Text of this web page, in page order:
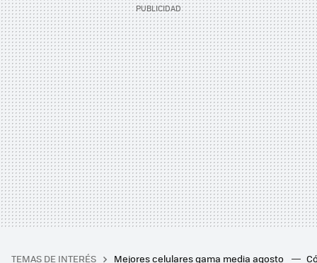
TEMAS DE INTERÉS Mejores celulares gama media agosto